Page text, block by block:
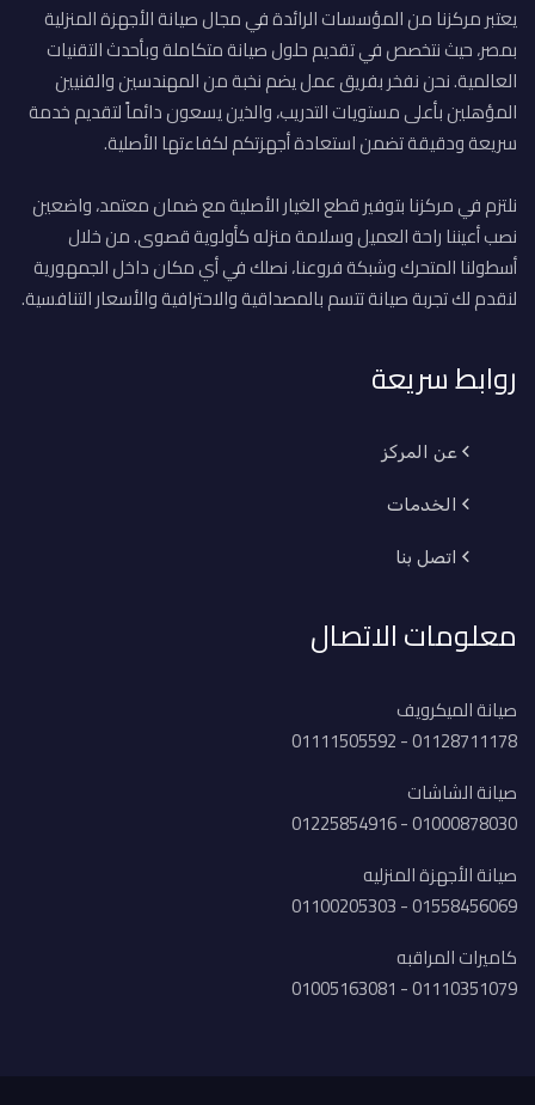
يعتبر مركزنا من المؤسسات الرائدة في مجال صيانة الأجهزة المنزلية
بمصر، حيث نتخصص في تقديم حلول صيانة متكاملة وبأحدث التقنيات
العالمية. نحن نفخر بفريق عمل يضم نخبة من المهندسين والفنيين
المؤهلين بأعلى مستويات التدريب، والذين يسعون دائماً لتقديم خدمة
سريعة ودقيقة تضمن استعادة أجهزتكم لكفاءتها الأصلية.
نلتزم في مركزنا بتوفير قطع الغيار الأصلية مع ضمان معتمد، واضعين
نصب أعيننا راحة العميل وسلامة منزله كأولوية قصوى. من خلال
أسطولنا المتحرك وشبكة فروعنا، نصلك في أي مكان داخل الجمهورية
لنقدم لك تجربة صيانة تتسم بالمصداقية والاحترافية والأسعار التنافسية.
روابط سريعة
عن المركز
الخدمات
اتصل بنا
معلومات الاتصال
صيانة الميكرويف
01128711178 - 01111505592
صيانة الشاشات
01000878030 - 01225854916
صيانة الأجهزة المنزليه
01558456069 - 01100205303
كاميرات المراقبه
01110351079 - 01005163081